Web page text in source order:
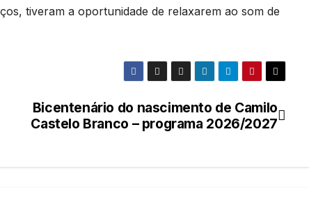
tiveram a oportunidade de relaxarem ao som de
Bicentenário do nascimento de Camilo
Castelo Branco – programa 2026/2027